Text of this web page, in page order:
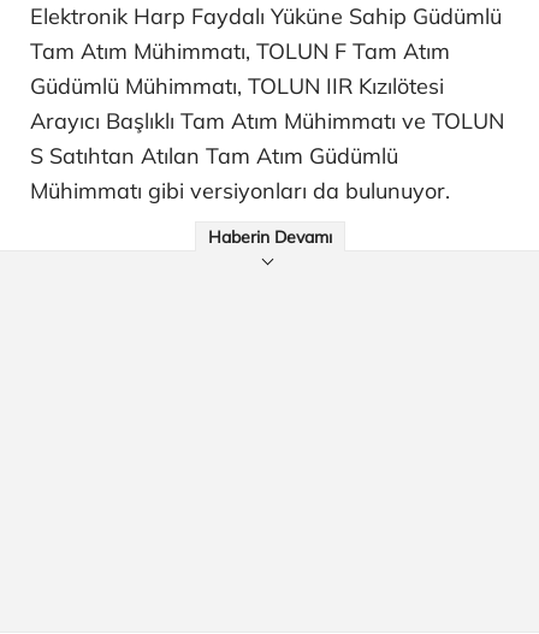
Elektronik Harp Faydalı Yüküne Sahip Güdümlü
Tam Atım Mühimmatı, TOLUN F Tam Atım
Güdümlü Mühimmatı, TOLUN IIR Kızılötesi
Arayıcı Başlıklı Tam Atım Mühimmatı ve TOLUN
S Satıhtan Atılan Tam Atım Güdümlü
Mühimmatı gibi versiyonları da bulunuyor.
Haberin Devamı